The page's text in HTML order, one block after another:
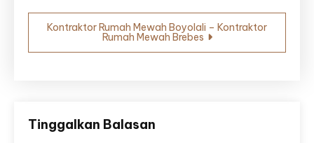
Kontraktor Rumah Mewah Boyolali – Kontraktor
Rumah Mewah Brebes
Tinggalkan Balasan